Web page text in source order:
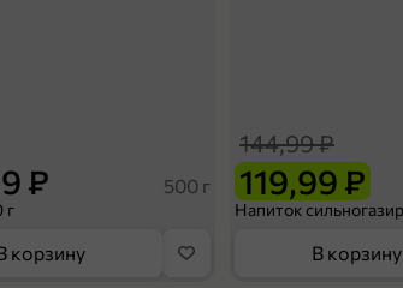
₽ 500 г
г
корзину
119,99 ₽
144,99 ₽
В корзину